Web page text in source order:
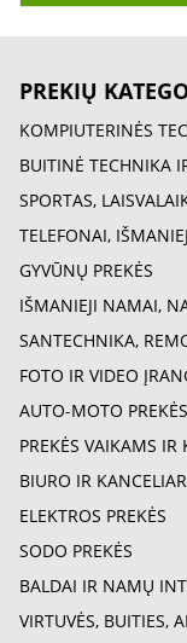
PREKIŲ
KOMPIUTERINĖS
BUITINĖ TECHNIKA
SPORTAS,
TELEFONAI,
GYVŪNŲ PREKĖS
IŠMANIEJI NAMAI,
SANTECHNIKA,
FOTO IR VIDEO
AUTO-MOTO PREKĖS
PREKĖS VAIKAMS IR
BIURO IR
ELEKTROS PREKĖS
SODO PREKĖS
BALDAI IR NAMŲ
VIRTUVĖS, BUITIES,